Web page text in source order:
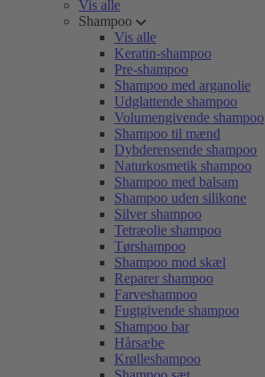
Vis alle
Shampoo
Vis alle
Keratin-shampoo
Pre-shampoo
Shampoo med arganolie
Udglattende shampoo
Volumengivende shampoo
Shampoo til mænd
Dybderensende shampoo
Naturkosmetik shampoo
Shampoo med balsam
Shampoo uden silikone
Silver shampoo
Tetræolie shampoo
Tørshampoo
Shampoo mod skæl
Reparer shampoo
Farveshampoo
Fugtgivende shampoo
Shampoo bar
Hårsæbe
Krølleshampoo